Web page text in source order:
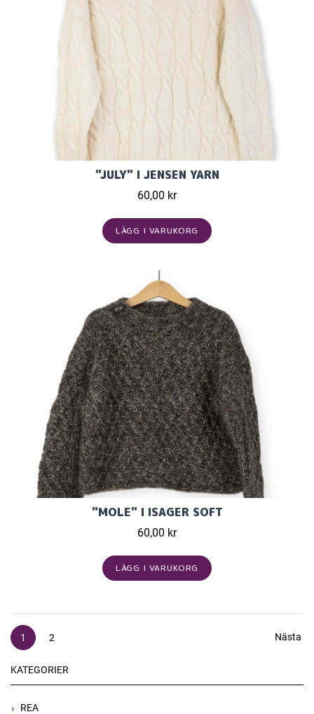
"JULY" I JENSEN YARN
60,00 kr
LÄGG I VARUKORG
"MOLE" I ISAGER SOFT
60,00 kr
LÄGG I VARUKORG
1 2 Nästa
KATEGORIER
REA